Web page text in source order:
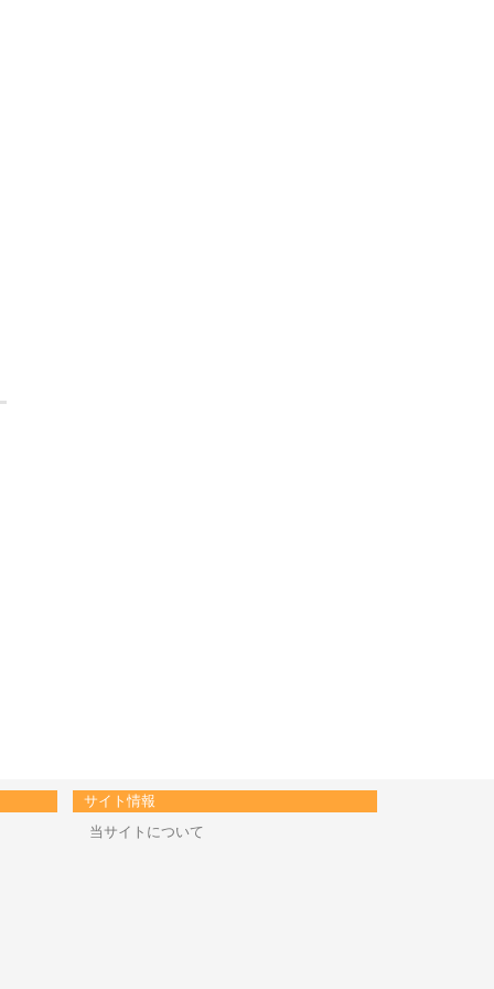
サイト情報
当サイトについて